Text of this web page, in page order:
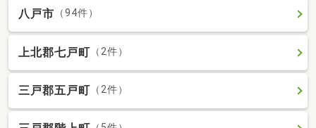
八戸市 （94件）
上北郡七戸町 （2件）
三戸郡五戸町 （2件）